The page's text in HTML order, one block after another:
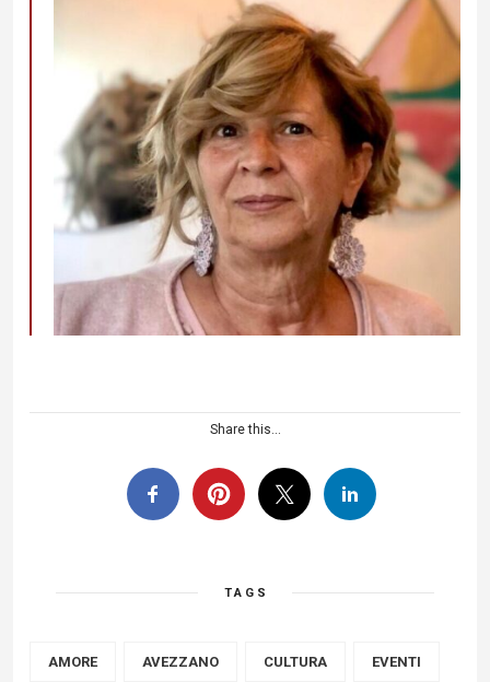
Share this...
TAGS
AMORE AVEZZANO CULTURA EVENTI